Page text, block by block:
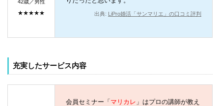
42歳／男性
★★★★★
出典: LiPro婚活「サンマリエ」の口コミ評判
充実したサービス内容
会員セミナー「 マリカレ 」はプロの講師が教え